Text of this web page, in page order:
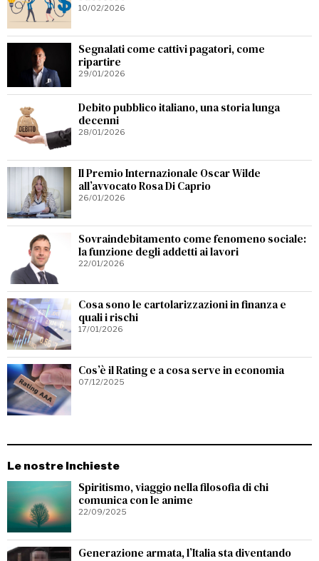
10/02/2026
Segnalati come cattivi pagatori, come
ripartire
29/01/2026
Debito pubblico italiano, una storia lunga
decenni
28/01/2026
Il Premio Internazionale Oscar Wilde
all’avvocato Rosa Di Caprio
26/01/2026
Sovraindebitamento come fenomeno sociale:
la funzione degli addetti ai lavori
22/01/2026
Cosa sono le cartolarizzazioni in finanza e
quali i rischi
17/01/2026
Cos’è il Rating e a cosa serve in economia
07/12/2025
Le nostre Inchieste
Spiritismo, viaggio nella filosofia di chi
comunica con le anime
22/09/2025
Generazione armata, l’Italia sta diventando